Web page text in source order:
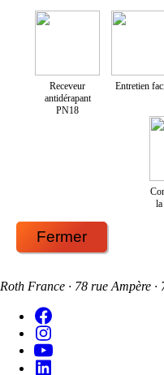
Receveur
antidérapant
PN18
Entretien
Fermer
Roth France · 78 rue Ampère